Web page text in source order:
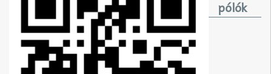
pólók